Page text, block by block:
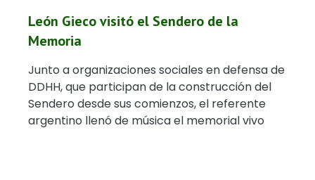
León Gieco visitó el Sendero de la
Memoria
Junto a organizaciones sociales en defensa de
DDHH, que participan de la construcción del
Sendero desde sus comienzos, el referente
argentino llenó de música el memorial vivo